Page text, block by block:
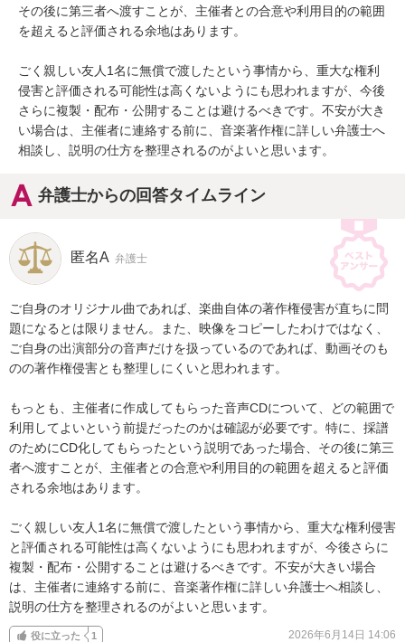
その後に第三者へ渡すことが、主催者との合意や利用目的の範囲
を超えると評価される余地はあります。
ごく親しい友人1名に無償で渡したという事情から、重大な権利
侵害と評価される可能性は高くないようにも思われますが、今後
さらに複製・配布・公開することは避けるべきです。不安が大き
い場合は、主催者に連絡する前に、音楽著作権に詳しい弁護士へ
相談し、説明の仕方を整理されるのがよいと思います。
弁護士からの回答タイムライン
匿名A 弁護士
ご自身のオリジナル曲であれば、楽曲自体の著作権侵害が直ちに問
題になるとは限りません。また、映像をコピーしたわけではなく、
ご自身の出演部分の音声だけを扱っているのであれば、動画そのも
のの著作権侵害とも整理しにくいと思われます。
もっとも、主催者に作成してもらった音声CDについて、どの範囲で
利用してよいという前提だったのかは確認が必要です。特に、採譜
のためにCD化してもらったという説明であった場合、その後に第三
者へ渡すことが、主催者との合意や利用目的の範囲を超えると評価
される余地はあります。
ごく親しい友人1名に無償で渡したという事情から、重大な権利侵害
と評価される可能性は高くないようにも思われますが、今後さらに
複製・配布・公開することは避けるべきです。不安が大きい場合
は、主催者に連絡する前に、音楽著作権に詳しい弁護士へ相談し、
説明の仕方を整理されるのがよいと思います。
役に立った 1 2026年6月14日 14:06